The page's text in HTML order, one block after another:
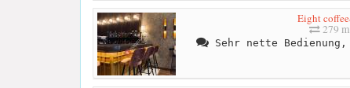
Eight
279
Sehr nette